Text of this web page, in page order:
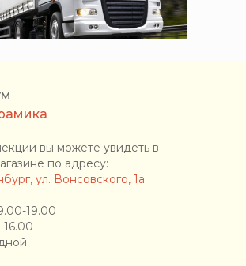
вы можете увидеть в
по адресу:
ул. Вонсовского, 1а
19.00